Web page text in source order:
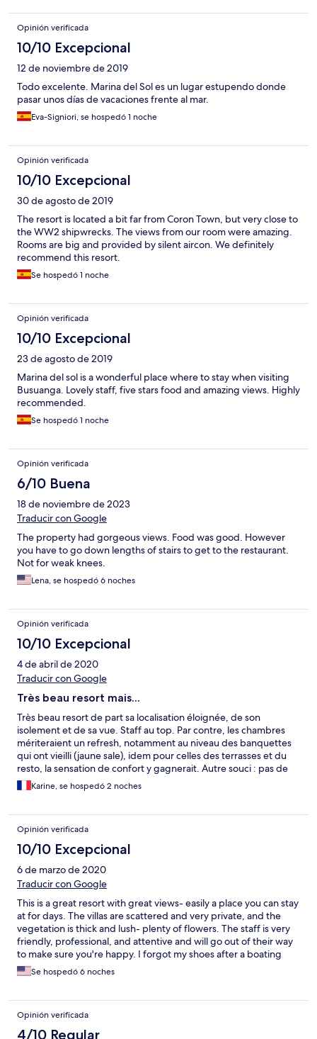
holes so there are lots of bugs and geckos inside the room. Be
ready with bug spray. The view from the window would have
been great but the windows need cleaning. Overall though, we
liked our stay. We would come back
Opinión verificada
10/10 Excepcional
12 de noviembre de 2019
Todo excelente. Marina del Sol es un lugar estupendo donde
pasar unos días de vacaciones frente al mar.
Eva-Signiori, se hospedó 1 noche
Opinión verificada
10/10 Excepcional
30 de agosto de 2019
The resort is located a bit far from Coron Town, but very close to
the WW2 shipwrecks. The views from our room were amazing.
Rooms are big and provided by silent aircon. We definitely
recommend this resort.
Se hospedó 1 noche
Opinión verificada
10/10 Excepcional
23 de agosto de 2019
Marina del sol is a wonderful place where to stay when visiting
Busuanga. Lovely staff, five stars food and amazing views. Highly
recommended.
Se hospedó 1 noche
Opinión verificada
6/10 Buena
18 de noviembre de 2023
Traducir con Google
The property had gorgeous views. Food was good. However
you have to go down lengths of stairs to get to the restaurant.
Not for weak knees.
Lena, se hospedó 6 noches
Opinión verificada
10/10 Excepcional
4 de abril de 2020
Traducir con Google
Très beau resort mais...
Très beau resort de part sa localisation éloignée, de son
isolement et de sa vue. Staff au top. Par contre, les chambres
mériteraient un refresh, notamment au niveau des banquettes
qui ont vieilli (jaune sale), idem pour celles des terrasses et du
resto, la sensation de confort y gagnerait. Autre souci : pas de
wifi dans les chambres, ni resto, ni piscine donc assez
handicapant.
Karine, se hospedó 2 noches
Opinión verificada
10/10 Excepcional
6 de marzo de 2020
Traducir con Google
This is a great resort with great views- easily a place you can stay
at for days. The villas are scattered and very private, and the
vegetation is thick and lush- plenty of flowers. The staff is very
friendly, professional, and attentive and will go out of their way
to make sure you're happy. I forgot my shoes after a boating
trip, but couldn't remember if I had left it at the bus terminal or
on the bus itself. The staff did the detective work by
morning. That being said, I am the first person to break the
perfect 5.0 rating this resort has received, and for good
reasons. I think they can do just a little more, in order to become
Se hospedó 6 noches
Opinión verificada
4/10 Regular